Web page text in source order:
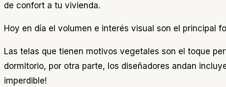
de confort a tu vivienda.
Hoy en día el volumen e interés visual son el principal
Las telas que tienen motivos vegetales son el toque
dormitorio, por otra parte, los diseñadores andan
imperdible!